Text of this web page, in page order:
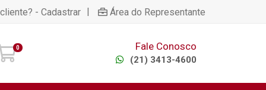
- Cadastrar | Área do Representante
0 Fale Conosco
(21) 3413-4600